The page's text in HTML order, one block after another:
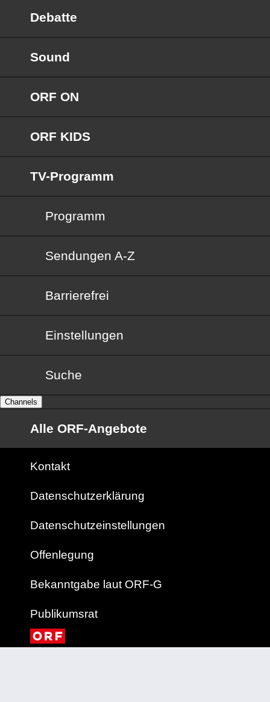
Debatte
Sound
ORF ON
ORF KIDS
TV-Programm
Programm
Sendungen von A bis Z
Sendungen A-Z
Barrierefrei
Barrierefrei
Einstellungen
Suche
Channels
Alle ORF-Angebote
Kontakt
Datenschutzerklärung
Datenschutzeinstellungen
Offenlegung
Bekanntgabe laut ORF-G
Publikumsrat